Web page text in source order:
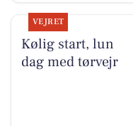
VEJRET
Kølig start, lun
dag med tørvejr